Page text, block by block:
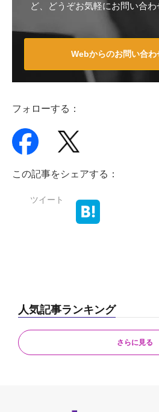
ど、どうぞお気軽にお問い合わ
Webからのお問い合わ
フォローする：
この記事をシェアする：
ツイート
人気記事ランキング
さらに見る